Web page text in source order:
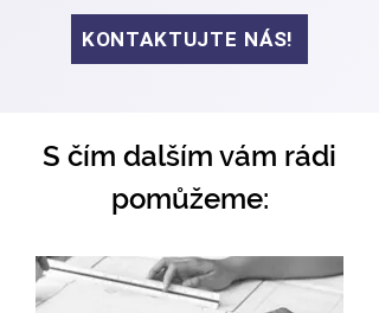
KONTAKTUJTE NÁS!
S čím dalším vám rádi
pomůžeme: